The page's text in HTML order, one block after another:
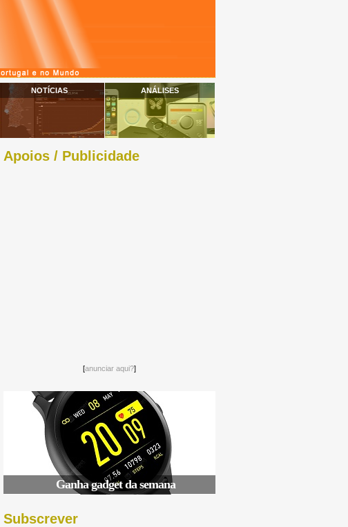
NOTÍCIAS ANÁLISES
Apoios / Publicidade
[anunciar aqui?]
Ganha gadget da semana
Subscrever